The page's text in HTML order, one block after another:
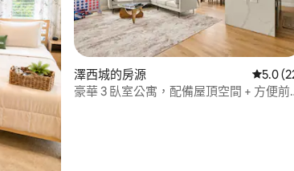
澤西城的房源 從 22
5.0
豪華 3 臥室公寓，配備屋頂空間 + 方便前